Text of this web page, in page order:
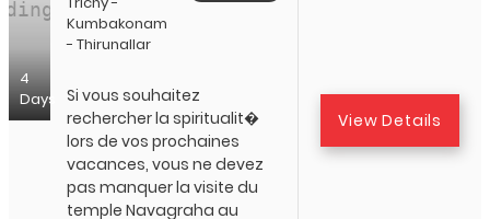
4
Days
Kumbakonam
- Thirunallar
Si vous souhaitez
rechercher la spiritualit�
lors de vos prochaines
vacances, vous ne devez
pas manquer la visite du
temple Navagraha au
View Details